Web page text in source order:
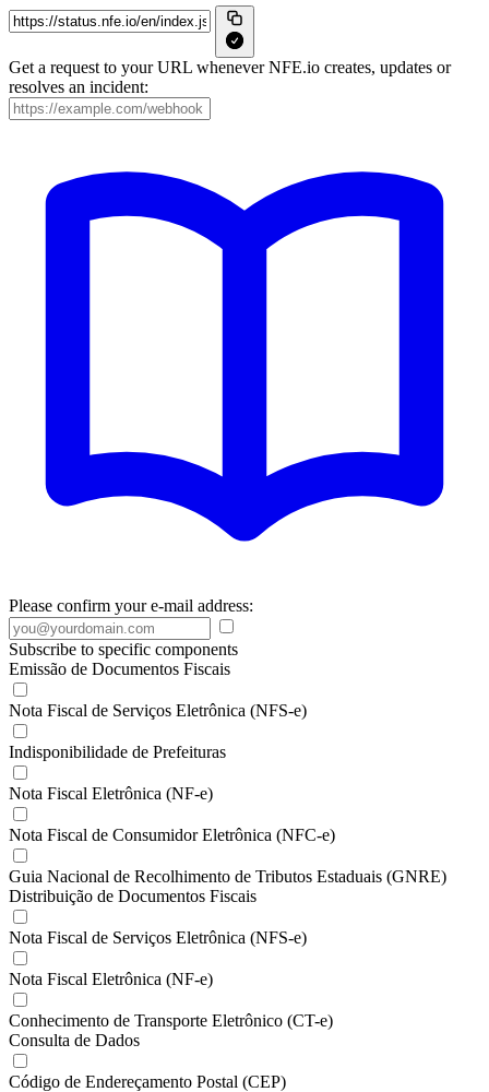
Get a request to your URL whenever NFE.io creates, updates or
resolves an incident:
Please confirm your e-mail address:
Subscribe to specific components
Emissão de Documentos Fiscais
Nota Fiscal de Serviços Eletrônica (NFS-e)
Indisponibilidade de Prefeituras
Nota Fiscal Eletrônica (NF-e)
Nota Fiscal de Consumidor Eletrônica (NFC-e)
Guia Nacional de Recolhimento de Tributos Estaduais (GNRE)
Distribuição de Documentos Fiscais
Nota Fiscal de Serviços Eletrônica (NFS-e)
Nota Fiscal Eletrônica (NF-e)
Conhecimento de Transporte Eletrônico (CT-e)
Consulta de Dados
Código de Endereçamento Postal (CEP)